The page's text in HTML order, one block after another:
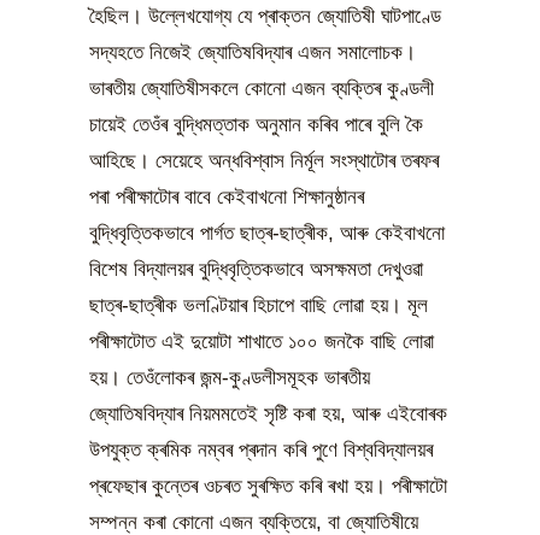
হৈছিল। উল্লেখযোগ্য যে প্ৰাক্তন জ্যোতিষী ঘাটপাণ্ডে
সদ্যহতে নিজেই জ্যোতিষবিদ্যাৰ এজন সমালোচক।
ভাৰতীয় জ্যোতিষীসকলে কোনো এজন ব্যক্তিৰ কুণ্ডলী
চায়েই তেওঁৰ বুদ্ধিমত্তাক অনুমান কৰিব পাৰে বুলি কৈ
আহিছে। সেয়েহে অন্ধবিশ্বাস নিৰ্মূল সংস্থাটোৰ তৰফৰ
পৰা পৰীক্ষাটোৰ বাবে কেইবাখনো শিক্ষানুষ্ঠানৰ
বুদ্ধিবৃত্তিকভাবে পাৰ্গত ছাত্ৰ-ছাত্ৰীক, আৰু কেইবাখনো
বিশেষ বিদ্যালয়ৰ বুদ্ধিবৃত্তিকভাবে অসক্ষমতা দেখুওৱা
ছাত্ৰ-ছাত্ৰীক ভলণ্টিয়াৰ হিচাপে বাছি লোৱা হয়। মূল
পৰীক্ষাটোত এই দুয়োটা শাখাতে ১০০ জনকৈ বাছি লোৱা
হয়। তেওঁলোকৰ জন্ম-কুণ্ডলীসমূহক ভাৰতীয়
জ্যোতিষবিদ্যাৰ নিয়মমতেই সৃষ্টি কৰা হয়, আৰু এইবোৰক
উপযুক্ত ক্ৰমিক নম্বৰ প্ৰদান কৰি পুণে বিশ্ববিদ্যালয়ৰ
প্ৰফেছাৰ কুন্তেৰ ওচৰত সুৰক্ষিত কৰি ৰখা হয়। পৰীক্ষাটো
সম্পন্ন কৰা কোনো এজন ব্যক্তিয়ে, বা জ্যোতিষীয়ে